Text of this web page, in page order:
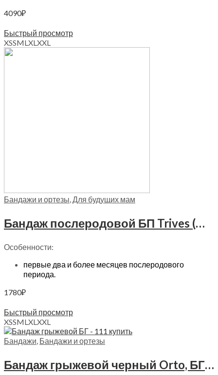
4090₽
Быстрый просмотр
XSSML XL XXL
Бандажи и ортезы Для будущих мам
Бандаж послеродовой БП Trives (ширина 20 см), Т.26.01С (Т-1222)
Особенности:
первые два и более месяцев послеродового
периода.
1780₽
Быстрый просмотр
XSSML XL XXL
Бандажи Бандажи и ортезы
Бандаж грыжевой черный Orto, БГ — 111